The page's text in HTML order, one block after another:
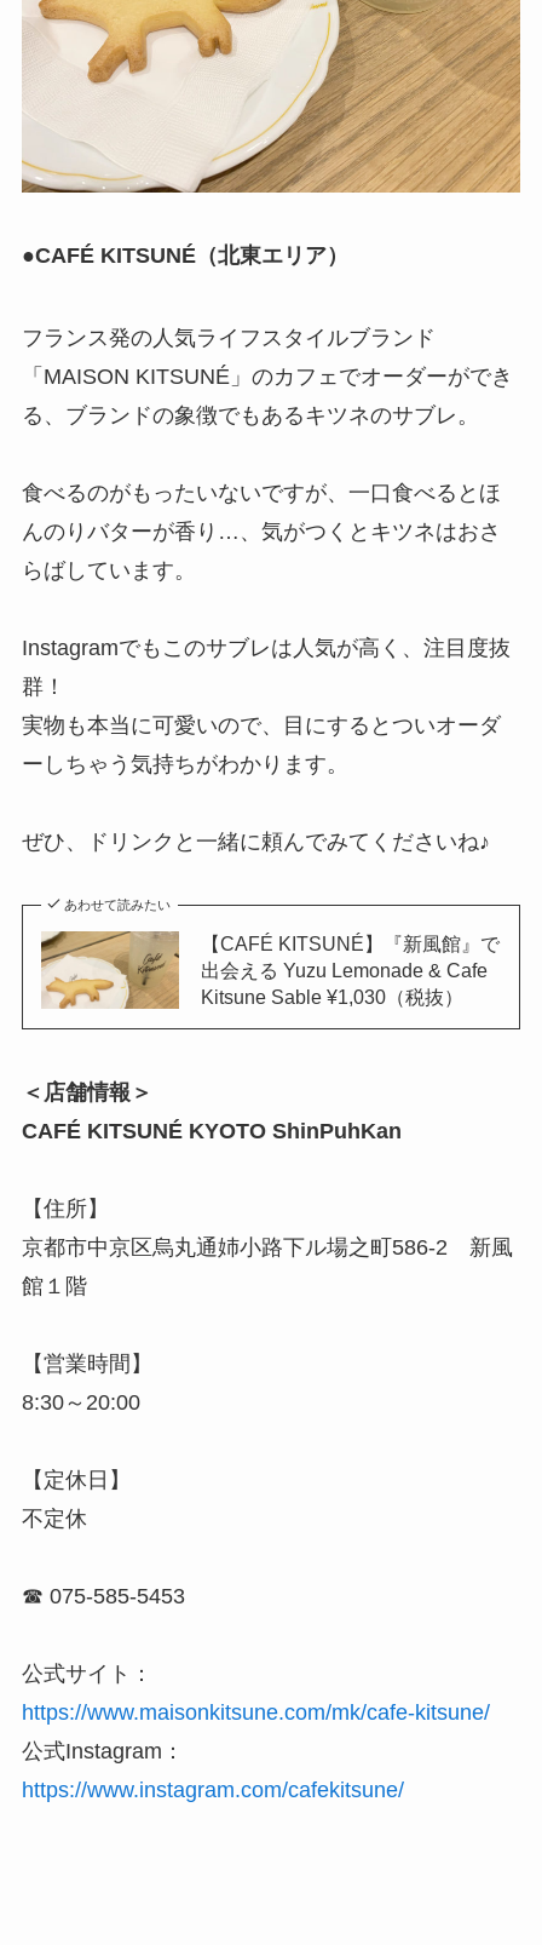
●CAFÉ KITSUNÉ（北東エリア）
フランス発の人気ライフスタイルブランド
「MAISON KITSUNÉ」のカフェでオーダーができ
る、ブランドの象徴でもあるキツネのサブレ。
食べるのがもったいないですが、一口食べるとほ
んのりバターが香り…、気がつくとキツネはおさ
らばしています。
Instagramでもこのサブレは人気が高く、注目度抜
群！
実物も本当に可愛いので、目にするとついオーダ
ーしちゃう気持ちがわかります。
ぜひ、ドリンクと一緒に頼んでみてくださいね♪
あわせて読みたい
【CAFÉ KITSUNÉ】『新風館』で
出会える Yuzu Lemonade & Cafe
Kitsune Sable ¥1,030（税抜）
＜店舗情報＞
CAFÉ KITSUNÉ KYOTO ShinPuhKan
【住所】
京都市中京区烏丸通姉小路下ル場之町586-2 新風
館１階
【営業時間】
8:30～20:00
【定休日】
不定休
☎ 075-585-5453
公式サイト：
https://www.maisonkitsune.com/mk/cafe-kitsune/
公式Instagram：
https://www.instagram.com/cafekitsune/